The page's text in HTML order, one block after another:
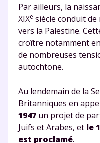
Par ailleurs, la
XIXe siècle conduit
vers la Palestine.
croître notamment
de nombreuses
autochtone.
Au lendemain de la
Britanniques en
1947 un projet de
Juifs et Arabes, et le
est proclamé.